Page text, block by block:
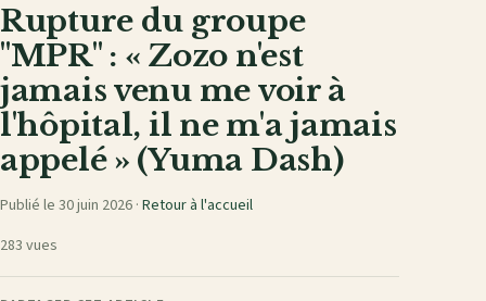
Rupture du groupe
"MPR" : « Zozo n'est
jamais venu me voir à
l'hôpital, il ne m'a jamais
appelé » (Yuma Dash)
Publié le 30 juin 2026 · Retour à l'accueil
283 vues